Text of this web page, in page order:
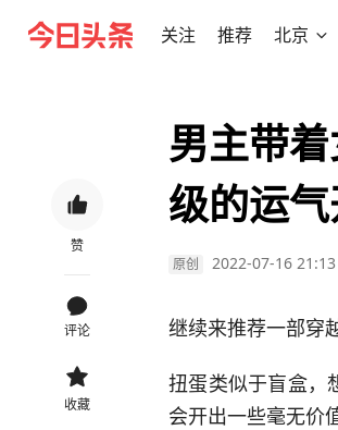
关注 推荐 北京
赞
评论
收藏
男主带
级的运
原创 2022-07-16 21:13
继续来推荐一部
扭蛋类似于盲盒，
会开出一些毫无价